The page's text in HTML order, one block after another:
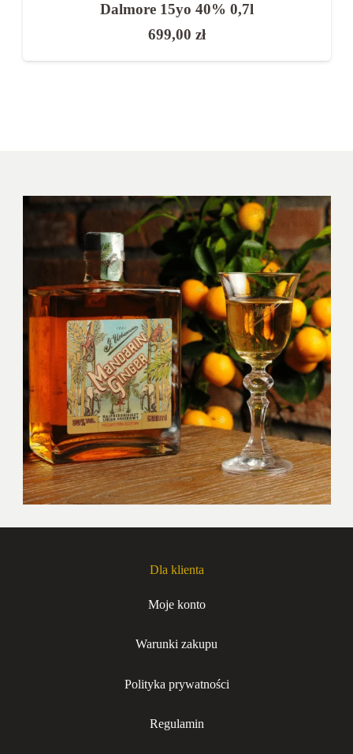
Dalmore 15yo 40% 0,7l
699,00 zł
Dla klienta
Moje konto
Warunki zakupu
Polityka prywatności
Regulamin